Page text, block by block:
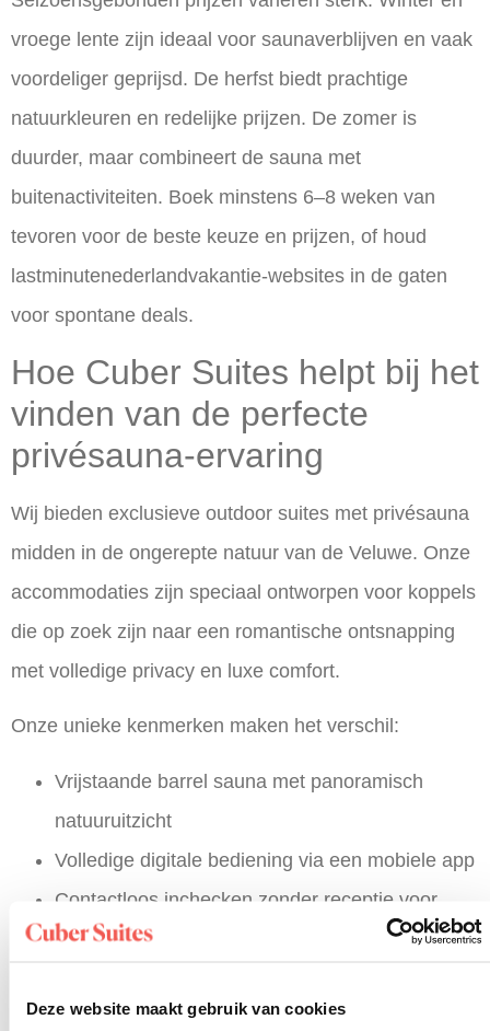
Deze website maakt gebruik van cookies
vroege lente zijn ideaal voor saunaverblijven en vaak
voordeliger geprijsd. De herfst biedt prachtige
natuurkleuren en redelijke prijzen. De zomer is
duurder, maar combineert de sauna met
buitenactiviteiten. Boek minstens 6–8 weken van
tevoren voor de beste keuze en prijzen, of houd
lastminutenederlandvakantie-websites in de gaten
voor spontane deals.
Hoe Cuber Suites helpt bij het
vinden van de perfecte
privésauna-ervaring
Wij bieden exclusieve outdoor suites met privésauna
midden in de ongerepte natuur van de Veluwe. Onze
accommodaties zijn speciaal ontworpen voor koppels
die op zoek zijn naar een romantische ontsnapping
met volledige privacy en luxe comfort.
Onze unieke kenmerken maken het verschil:
Vrijstaande barrel sauna met panoramisch
natuuruitzicht
Volledige digitale bediening via een mobiele app
Contactloos inchecken zonder receptie voor
maximale privacy
schilderachtig uitzicht